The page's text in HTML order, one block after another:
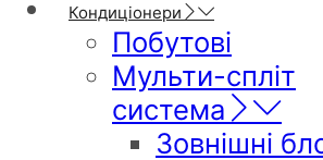
Кондиціонери
Побутові
Мульти-спліт
система
Зовнішні